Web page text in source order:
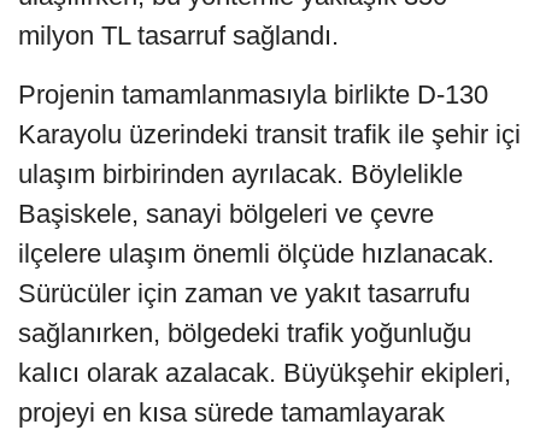
milyon TL tasarruf sağlandı.
Projenin tamamlanmasıyla birlikte D-130
Karayolu üzerindeki transit trafik ile şehir içi
ulaşım birbirinden ayrılacak. Böylelikle
Başiskele, sanayi bölgeleri ve çevre
ilçelere ulaşım önemli ölçüde hızlanacak.
Sürücüler için zaman ve yakıt tasarrufu
sağlanırken, bölgedeki trafik yoğunluğu
kalıcı olarak azalacak. Büyükşehir ekipleri,
projeyi en kısa sürede tamamlayarak